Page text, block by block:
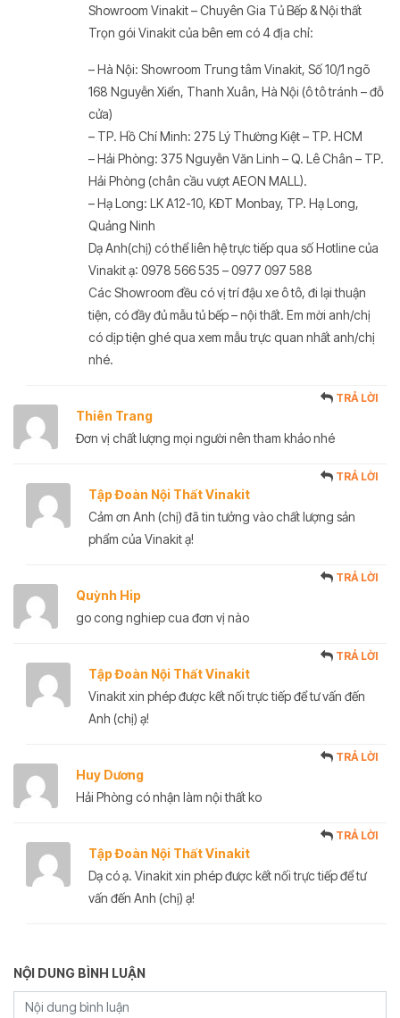
Showroom Vinakit – Chuyên Gia Tủ Bếp & Nội thất
Trọn gói Vinakit của bên em có 4 địa chỉ:
– Hà Nội: Showroom Trung tâm Vinakit, Số 10/1 ngõ
168 Nguyễn Xiển, Thanh Xuân, Hà Nội (ô tô tránh – đỗ
cửa)
– TP. Hồ Chí Minh: 275 Lý Thường Kiệt – TP. HCM
– Hải Phòng: 375 Nguyễn Văn Linh – Q. Lê Chân – TP.
Hải Phòng (chân cầu vượt AEON MALL).
– Hạ Long: LK A12-10, KĐT Monbay, TP. Hạ Long,
Quảng Ninh
Dạ Anh(chị) có thể liên hệ trực tiếp qua số Hotline của
Vinakit ạ: 0978 566 535 – 0977 097 588
Các Showroom đều có vị trí đậu xe ô tô, đi lại thuận
tiện, có đầy đủ mẫu tủ bếp – nội thất. Em mời anh/chị
có dịp tiện ghé qua xem mẫu trực quan nhất anh/chị
nhé.
Thiên Trang
TRẢ LỜI
Đơn vị chất lượng mọi người nên tham khảo nhé
Tập Đoàn Nội Thất Vinakit
TRẢ LỜI
Cảm ơn Anh (chị) đã tin tưởng vào chất lượng sản
phẩm của Vinakit ạ!
Quỳnh Hip
TRẢ LỜI
go cong nghiep cua đơn vị nào
Tập Đoàn Nội Thất Vinakit
TRẢ LỜI
Vinakit xin phép được kết nối trực tiếp để tư vấn đến
Anh (chị) ạ!
Huy Dương
TRẢ LỜI
Hải Phòng có nhận làm nội thất ko
Tập Đoàn Nội Thất Vinakit
TRẢ LỜI
Dạ có ạ. Vinakit xin phép được kết nối trực tiếp để tư
vấn đến Anh (chị) ạ!
NỘI DUNG BÌNH LUẬN